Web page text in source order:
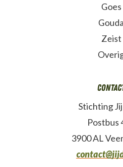
Goes
Gouda
Zeist
Stichting
Postbus
3900 AL